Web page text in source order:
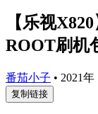
【乐视
ROOT刷机
番茄小子 • 2021年
复制链接